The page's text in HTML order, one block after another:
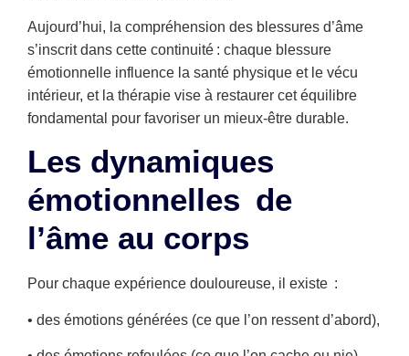
Aujourd’hui, la compréhension des blessures d’âme
s’inscrit dans cette continuité : chaque blessure
émotionnelle influence la santé physique et le vécu
intérieur, et la thérapie vise à restaurer cet équilibre
fondamental pour favoriser un mieux-être durable.
Les dynamiques
émotionnelles de
l’âme au corps
Pour chaque expérience douloureuse, il existe :
• des émotions générées (ce que l’on ressent d’abord),